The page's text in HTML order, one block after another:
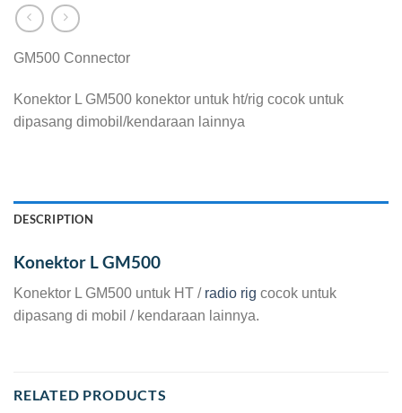
GM500 Connector
Konektor L GM500 konektor untuk ht/rig cocok untuk
dipasang dimobil/kendaraan lainnya
DESCRIPTION
Konektor L GM500
Konektor L GM500 untuk HT / radio rig cocok untuk
dipasang di mobil / kendaraan lainnya.
RELATED PRODUCTS